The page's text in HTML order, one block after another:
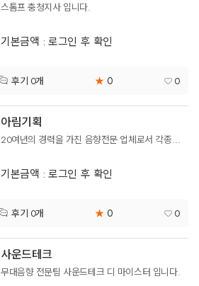
스톰프 충청지사 입니다.
기본금액 : 로그인 후 확인
후기 0개 ★ 0 0
아림기획
20여년의 경력을 가진 음향전문 업체로서 각종행사에서 두각을 나타내며 입정된 업체입니다
기본금액 : 로그인 후 확인
후기 0개 ★ 0 0
사운드테크
무대음향 전문팀 사운드테크 디 마이스터 입니다.